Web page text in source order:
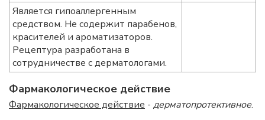
Является гипоаллергенным
средством. Не содержит парабенов,
красителей и ароматизаторов.
Рецептура разработана в
сотрудничестве с дерматологами.
Фармакологическое действие
Фармакологическое действие - дерматопротективное.